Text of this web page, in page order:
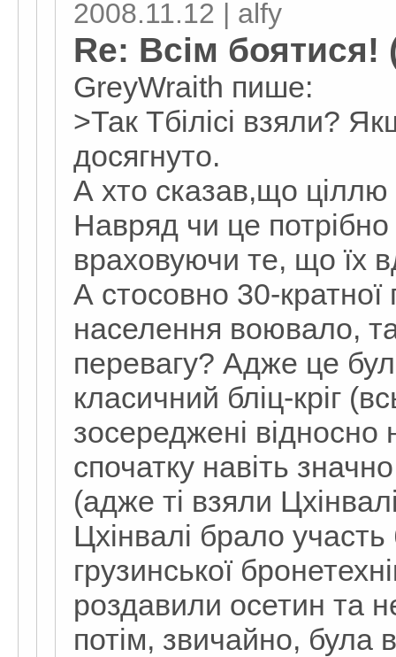
2008.11.12 | alfy
Re: Всім боятися!
GreyWraith пише:
>Так Тбілісі взяли?
досягнуто.
А хто сказав,що ціллю
Навряд чи це
враховуючи те, що їх
А стосовно 30-кратної
населення воювало,
перевагу? Адже це
класичний бліц-кріг
зосереджені відносно
спочатку навіть
(адже ті взяли
Цхінвалі брало
грузинської
роздавили осетин та
потім, звичайно, була